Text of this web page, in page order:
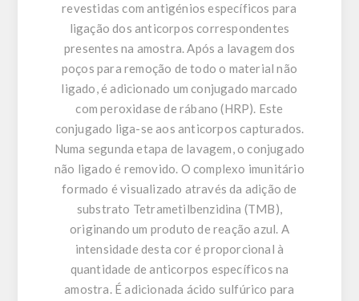
revestidas com antigénios específicos para
ligação dos anticorpos correspondentes
presentes na amostra. Após a lavagem dos
poços para remoção de todo o material não
ligado, é adicionado um conjugado marcado
com peroxidase de rábano (HRP). Este
conjugado liga-se aos anticorpos capturados.
Numa segunda etapa de lavagem, o conjugado
não ligado é removido. O complexo imunitário
formado é visualizado através da adição de
substrato Tetrametilbenzidina (TMB),
originando um produto de reação azul. A
intensidade desta cor é proporcional à
quantidade de anticorpos específicos na
amostra. É adicionada ácido sulfúrico para